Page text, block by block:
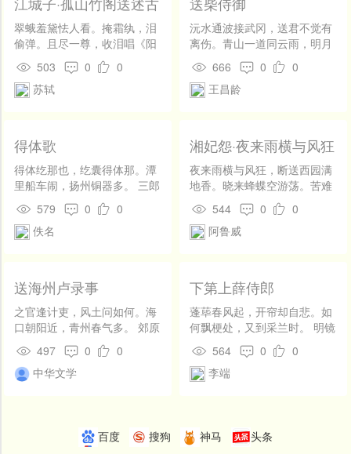
翠蛾羞黛怯人看。掩霜纨，泪
偷弹。且尽一尊，收泪唱《阳
关》。漫道帝城天样远，天易
见，见君难。画堂新构近孤
山。曲栏干，为谁安？飞絮落
503 0
0
苏轼
沅水通波接武冈，送君不觉有
离伤。青山一道同云雨，明月
何曾是两乡。
666 0
0
王昌龄
得体歌
得体纥那也，纥囊得体那。潭
里船车闹，扬州铜器多。 三郎
当殿坐，听唱得体歌。
579 0
0
佚名
湘妃怨·夜来雨横与风狂
夜来雨横与风狂，断送西园满
地香。晓来蜂蝶空游荡。苦难
寻红锦妆，问东君归计何忙！
尽叫得鹃声碎，却教人空断
肠。漫劳动送客垂杨。
544 0
0
阿鲁威
送海州卢录事
之官逢计吏，风土问如何。海
口朝阳近，青州春气多。 郊原
鹏影到，楼阁蜃云和。损益关
从事，期听劳者歌。
497 0
0
中华文学
下第上薛侍郎
蓬荜春风起，开帘却自悲。如
何飘梗处，又到采兰时。 明镜
方重照，微诚寄一辞。家贫求
禄早，身贱报恩迟。 幸得皮存
矣，须劳翼长之。铭肌非厚
564 0
0
李端
百度 搜狗 神马 头条